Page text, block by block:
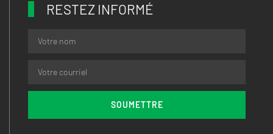
RESTEZ INFORMÉ
SOUMETTRE